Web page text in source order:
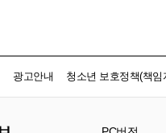
광고안내 청소년 보호정책(책임